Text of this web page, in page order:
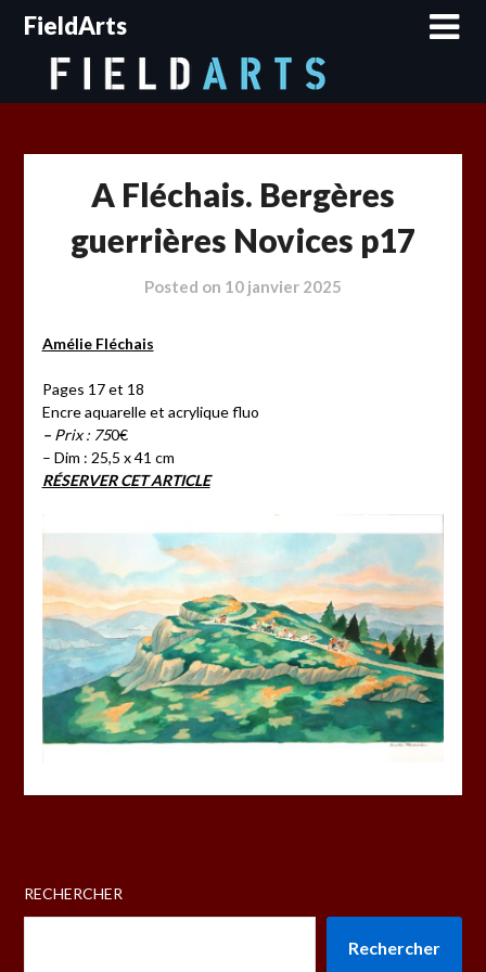
SkipFieldArts
A Fléchais. Bergères
guerrières Novices p17
Posted on 10 janvier 2025
Amélie Fléchais
Pages 17 et 18
Encre aquarelle et acrylique fluo
– Prix : 750€
– Dim : 25,5 x 41 cm
RÉSERVER CET ARTICLE
RECHERCHER
Rechercher